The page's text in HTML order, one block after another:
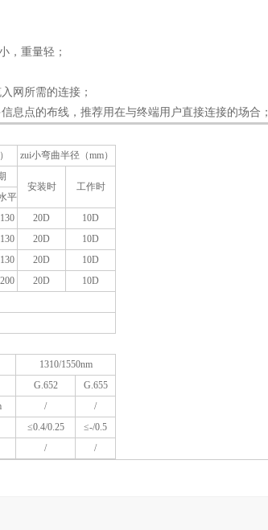
，重量轻；
网所需的连接；
息点的布线，推荐用在与终端用户直接连接的场合；
zui小弯曲半径（mm）
安装时
工作时
平
130 20D
10D
130 20D
10D
130 20D
10D
200 20D
10D
1310/1550nm
G.652
G.655
/
/
≤0.4/0.25
≤-/0.5
/ /